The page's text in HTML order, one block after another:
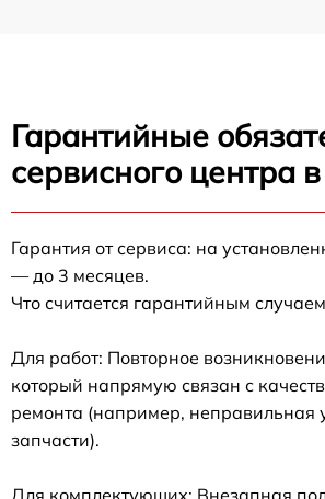
Гарантийные
сервисного центра
Гарантия от сервиса: на
— до 3 месяцев.
Что считается гарантийным
Для работ: Повторное
который напрямую связан с
ремонта (например, неправильная
запчасти).
Для комплектующих: Внезапная